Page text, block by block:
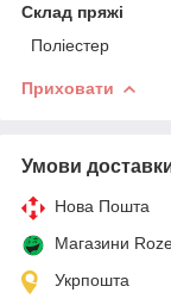
Склад пряжі
Поліестер
Приховати
Умови
Нова Пошта
Магазини
Укрпошта